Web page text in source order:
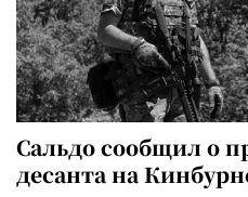
Сальдо сообщил о
десанта на